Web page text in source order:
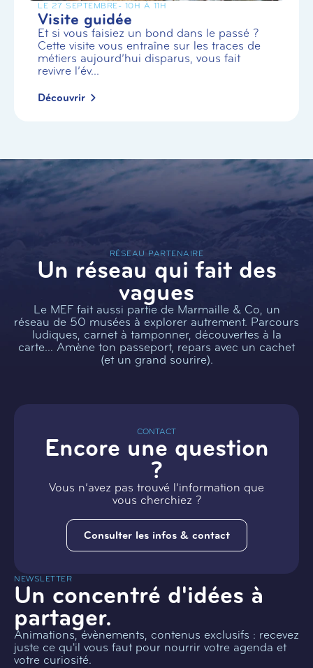
LE 27 SEPTEMBRE- 10H À 11H
Visite guidée
Et si vous faisiez un bond dans le passé ?
Cette visite vous entraîne sur les traces de
métiers aujourd’hui disparus, vous fait
revivre l’év...
Découvrir
RÉSEAU PARTENAIRE
Un réseau qui fait des
vagues
Le MEF fait aussi partie de Marmaille & Co, un
réseau de 50 musées à explorer autrement. Parcours
ludiques, carnet à tamponner, découvertes à la
carte… Amène ton passeport, repars avec un cachet
(et un grand sourire).
CONTACT
Encore une question
?
Vous n’avez pas trouvé l’information que
vous cherchiez ?
Consulter les infos & contact
NEWSLETTER
Un concentré d'idées à
partager.
Animations, évènements, contenus exclusifs : recevez
juste ce qu'il vous faut pour nourrir votre agenda et
votre curiosité.